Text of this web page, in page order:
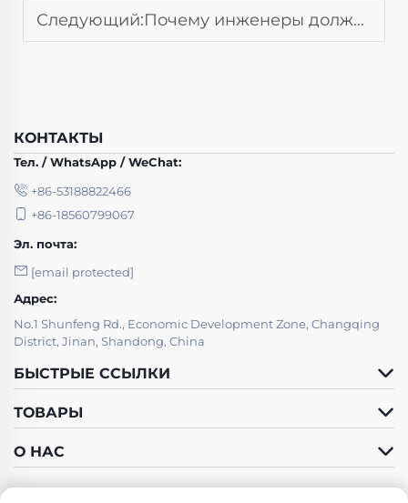
Следующий:Почему инженеры должны отдавать предпочтение стальным конструкциям для зданий с большими пролётами
КОНТАКТЫ
Тел. / WhatsApp / WeChat:
+86-53188822466
+86-18560799067
Эл. почта:
[email protected]
Адрес:
No.1 Shunfeng Rd., Economic Development Zone, Changqing
District, Jinan, Shandong, China
БЫСТРЫЕ ССЫЛКИ
ТОВАРЫ
О НАС